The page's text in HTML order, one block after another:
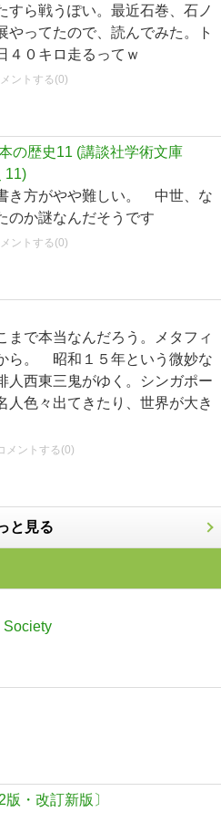
ら戦うぽい。最近石巻、石ノ
やってたので、読んでみた。ト
４０キロ走るってｗ
ントする(0)
の歴史11 (講談社学術文庫
11)
き方がやや難しい。 中世、な
のか謎なんだそうです
ントする(0)
まで本当なんだろう。メタフィ
ら。 昭和１５年という微妙な
人西東三鬼がゆく。シンガポー
人色々出てきたり、世界が大き
メントする(0)
と見る
Society
・改訂新版〕